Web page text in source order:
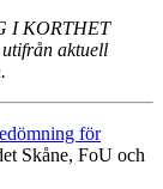
I KORTHET
aktuell
för
Skåne, FoU och